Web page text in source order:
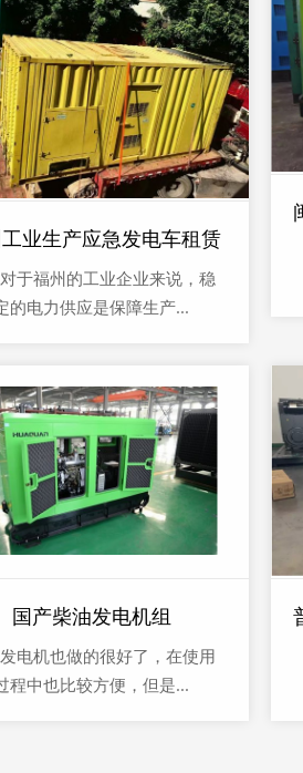
业生产应急发电车租赁
福州的工业企业来说，稳
的电力供应是保障生产...
国产柴油发电机组
电机也做的很好了，在使用
程中也比较方便，但是...